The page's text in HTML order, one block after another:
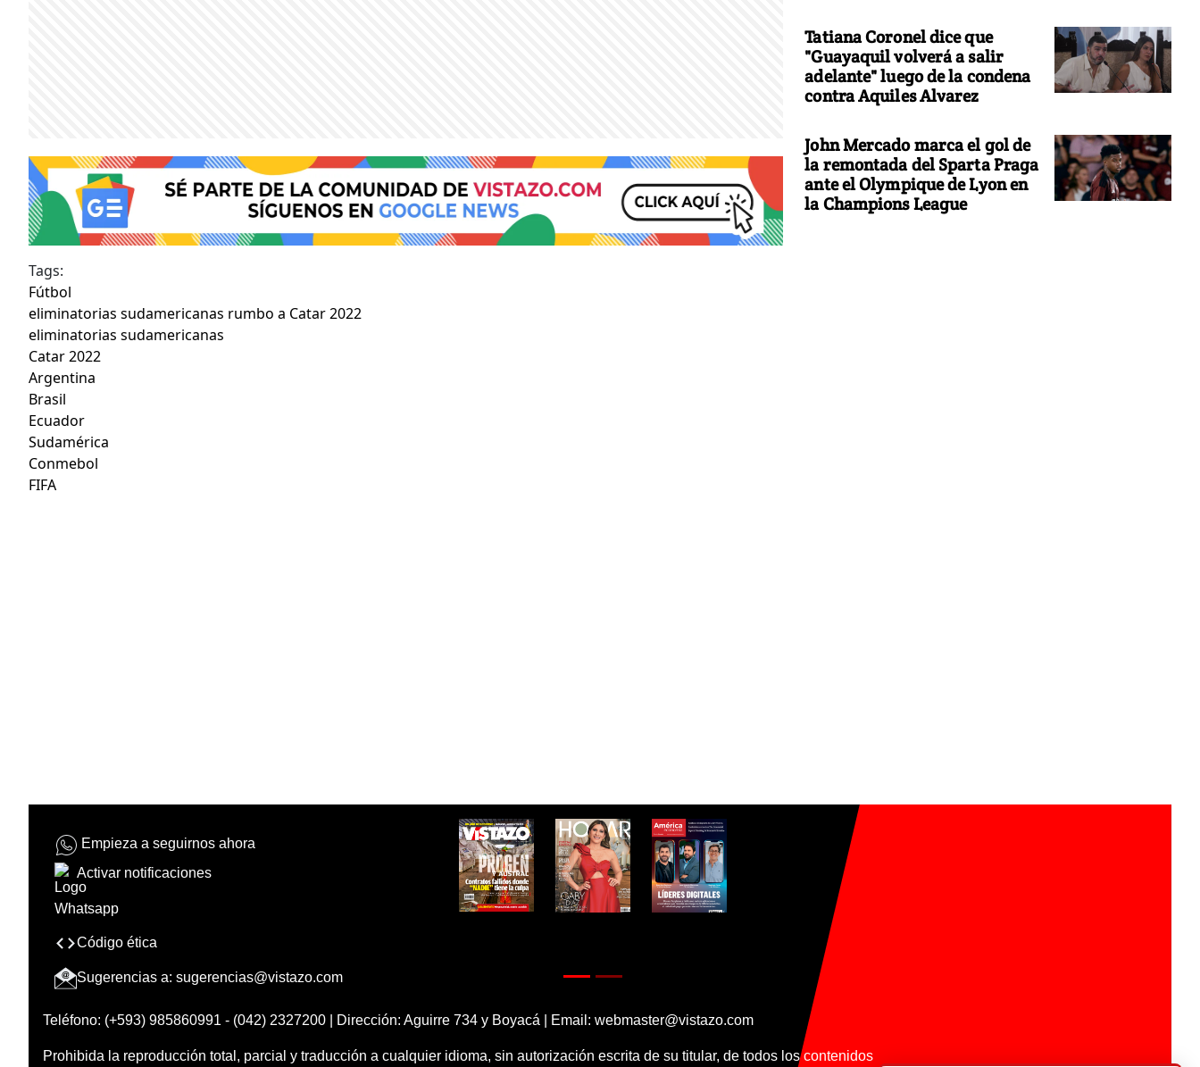
Tags:
Fútbol
eliminatorias sudamericanas rumbo a Catar 2022
eliminatorias sudamericanas
Catar 2022
Argentina
Brasil
Ecuador
Sudamérica
Conmebol
FIFA
Tatiana Coronel dice que
"Guayaquil volverá a salir
adelante" luego de la condena
contra Aquiles Alvarez
John Mercado marca el gol de
la remontada del Sparta Praga
ante el Olympique de Lyon en
la Champions League
Empieza a seguirnos ahora
Activar notificaciones
Código ética
Sugerencias a: sugerencias@vistazo.com
Teléfono: (+593) 985860991 - (042) 2327200 | Dirección: Aguirre 734 y Boyacá | Email: webmaster@vistazo.com
Prohibida la reproducción total, parcial y traducción a cualquier idioma, sin autorización escrita de su titular, de todos los contenidos